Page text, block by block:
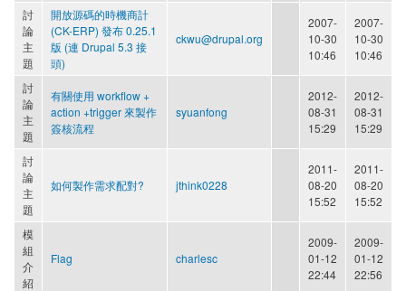
討
論
主
題
開放源碼的時機商計
(CK-ERP) 發布 0.25.1
版 (連 Drupal 5.3 接
頭)
ckwu@drupal.org
2007-
10-30
10:46
2007-
10-30
10:46
討
論
主
題
有關使用 workflow +
action +trigger 來製作
簽核流程
syuanfong
2012-
08-31
15:29
2012-
08-31
15:29
討
論
主
題
如何製作需求配對? jthink0228
2011-
08-20
15:52
2011-
08-20
15:52
模
組
介
紹
Flag charlesc
2009-
01-12
22:44
2009-
01-12
22:56